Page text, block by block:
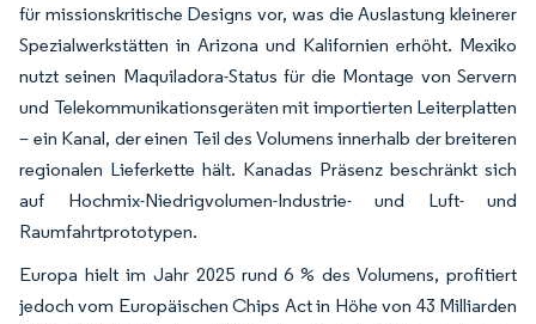
für missionskritische Designs vor, was die Auslastung kleinerer
Spezialwerkstätten in Arizona und Kalifornien erhöht. Mexiko
nutzt seinen Maquiladora-Status für die Montage von Servern
und Telekommunikationsgeräten mit importierten Leiterplatten
– ein Kanal, der einen Teil des Volumens innerhalb der breiteren
regionalen Lieferkette hält. Kanadas Präsenz beschränkt sich
auf Hochmix-Niedrigvolumen-Industrie- und Luft- und
Raumfahrtprototypen.
Europa hielt im Jahr 2025 rund 6 % des Volumens, profitiert
jedoch vom Europäischen Chips Act in Höhe von 43 Milliarden